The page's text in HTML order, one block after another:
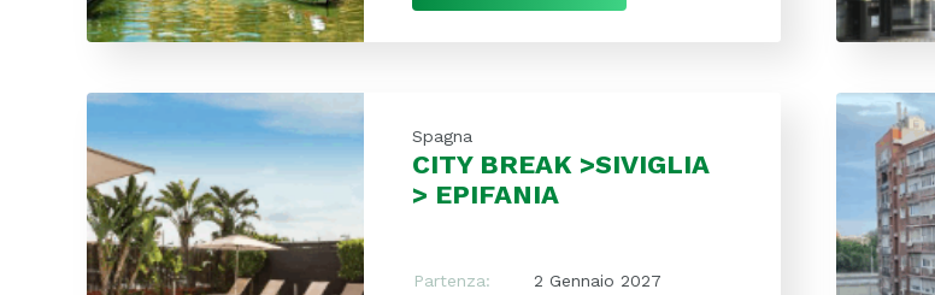
Spagna
CITY BREAK >SIVIGLIA
> EPIFANIA
Partenza:
2 Gennaio 2027